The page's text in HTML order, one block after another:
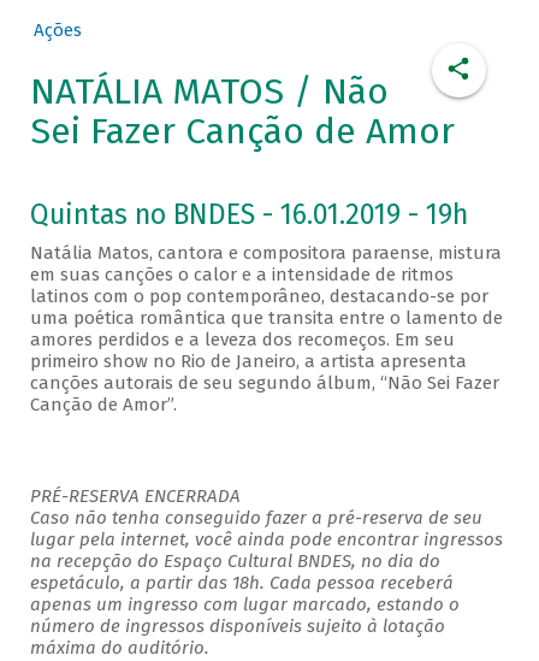
Ações
NATÁLIA MATOS / Não
Sei Fazer Canção de Amor
Quintas no BNDES - 16.01.2019 - 19h
Natália Matos, cantora e compositora paraense, mistura
em suas canções o calor e a intensidade de ritmos
latinos com o pop contemporâneo, destacando-se por
uma poética romântica que transita entre o lamento de
amores perdidos e a leveza dos recomeços. Em seu
primeiro show no Rio de Janeiro, a artista apresenta
canções autorais de seu segundo álbum, “Não Sei Fazer
Canção de Amor”.
PRÉ-RESERVA ENCERRADA
Caso não tenha conseguido fazer a pré-reserva de seu
lugar pela internet, você ainda pode encontrar ingressos
na recepção do Espaço Cultural BNDES, no dia do
espetáculo, a partir das 18h. Cada pessoa receberá
apenas um ingresso com lugar marcado, estando o
número de ingressos disponíveis sujeito à lotação
máxima do auditório.